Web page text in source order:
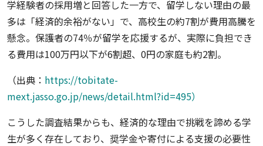
学経験者の採用増と回答した一方で、留学しない理由の最
多は「経済的余裕がない」で、高校生の約7割が費用高騰を
懸念。保護者の74％が留学を応援するが、実際に負担でき
る費用は100万円以下が6割超、0円の家庭も約2割。
（出典： https://tobitate-
mext.jasso.go.jp/news/detail.html?id=495）
こうした調査結果からも、経済的な理由で挑戦を諦める学
生が多く存在しており、奨学金や寄付による支援の必要性